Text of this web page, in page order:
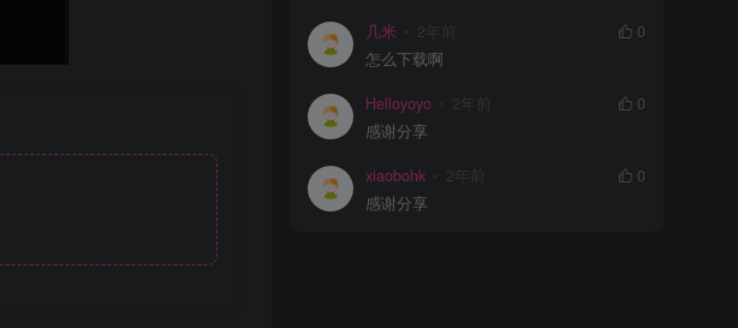
几米 2年前
0
怎么下载啊
Helloyoyo 2年前
0
感谢分享
xiaobohk 2年前
0
感谢分享